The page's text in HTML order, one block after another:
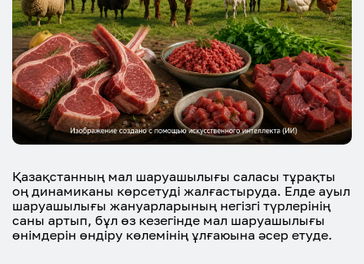
Қазақстанның мал шаруашылығы саласы тұрақты
оң динамиканы көрсетуді жалғастыруда. Елде ауыл
шаруашылығы жануарларының негізгі түрлерінің
саны артып, бұл өз кезегінде мал шаруашылығы
өнімдерін өндіру көлемінің ұлғаюына әсер етуде.